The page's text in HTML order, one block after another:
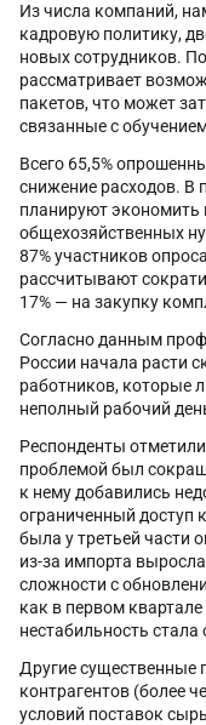
Из числа компаний,
кадровую политику,
новых сотрудников.
рассматривает
пакетов, что может
связанные с
Всего 65,5%
снижение расходов. В
планируют экономить
общехозяйственных
87% участников
рассчитывают
17% — на закупку
Согласно данным
России начала расти
работников, которые
неполный рабочий
Респонденты
проблемой был
к нему добавились
ограниченный доступ
была у третьей части
из-за импорта
сложности с
как в первом
нестабильность стала
Другие
контрагентов (более
условий поставок